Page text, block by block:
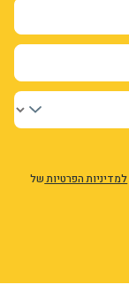
למדיניות הפרטיותשל